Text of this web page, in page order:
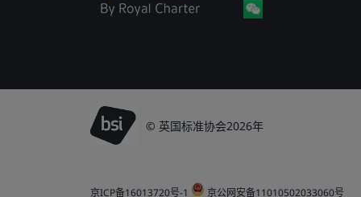
© 英国标准协会2026年
京ICP备16013720号-1 京公网安备11010502033060号